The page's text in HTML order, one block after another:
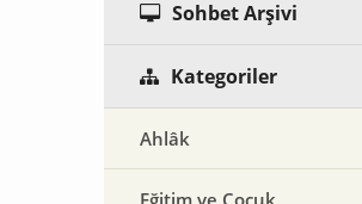
Sohbet Arşivi
Kategoriler
Ahlâk
Eğitim ve Çocuk